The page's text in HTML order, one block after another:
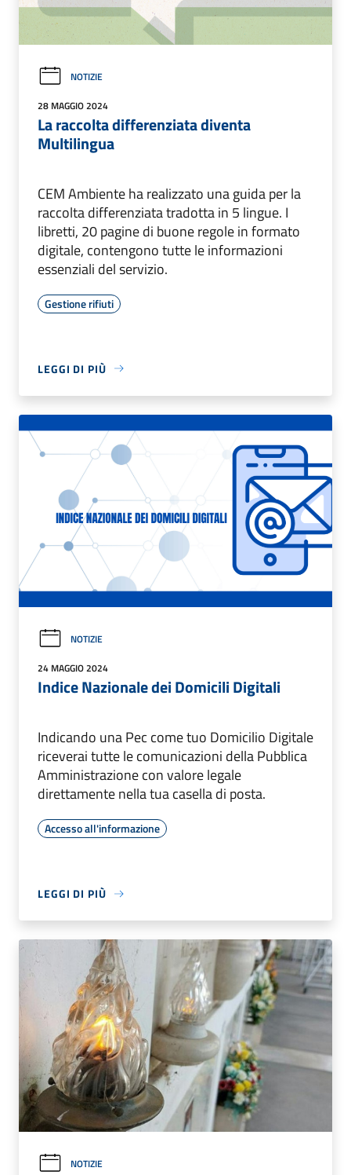
NOTIZIE
28 MAGGIO 2024
La raccolta differenziata diventa
Multilingua
CEM Ambiente ha realizzato una guida per la
raccolta differenziata tradotta in 5 lingue. I
libretti, 20 pagine di buone regole in formato
digitale, contengono tutte le informazioni
essenziali del servizio.
Gestione rifiuti
LEGGI DI PIÙ
NOTIZIE
24 MAGGIO 2024
Indice Nazionale dei Domicili Digitali
Indicando una Pec come tuo Domicilio Digitale
riceverai tutte le comunicazioni della Pubblica
Amministrazione con valore legale
direttamente nella tua casella di posta.
Accesso all'informazione
LEGGI DI PIÙ
NOTIZIE